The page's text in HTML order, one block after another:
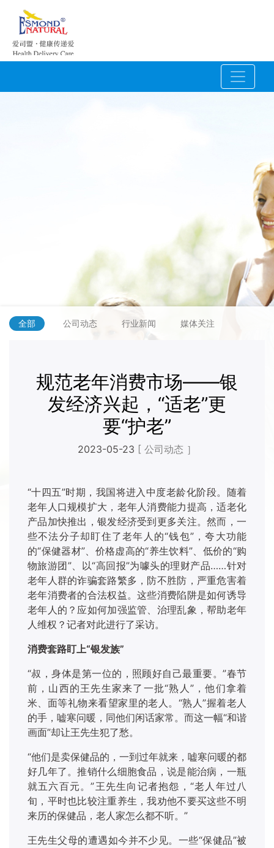
全部 公司动态 行业新闻 媒体关注
规范老年消费市场——银
发经济兴起，“适老”更
要“护老”
2023-05-23 [ 公司动态 ］
“十四五”时期，我国将进入中度老龄化阶段。随着
老年人口规模扩大，老年人消费能力提高，适老化
产品加快推出，银发经济受到更多关注。然而，一
些不法分子却盯住了老年人的“钱包”，夸大功能
的“保健器材”、价格虚高的“养生饮料”、低价的“购
物旅游团”、以“高回报”为噱头的理财产品……针对
老年人群的诈骗套路繁多，防不胜防，严重危害着
老年消费者的合法权益。这些消费陷阱是如何诱导
老年人的？应如何加强监管、治理乱象，帮助老年
人维权？记者对此进行了采访。
消费套路盯上“银发族”
“叔，身体是第一位的，照顾好自己最重要。”春节
前，山西的王先生家来了一批“熟人”，他们拿着
米、面等礼物来看望家里的老人。“熟人”握着老人
的手，嘘寒问暖，同他们闲话家常。而这一幅“和谐
画面”却让王先生犯了愁。
“他们是卖保健品的，一到过年就来，嘘寒问暖的都
好几年了。推销什么细胞食品，说是能治病，一瓶
就五六百元。”王先生向记者抱怨，“老人年过八
旬，平时也比较注重养生，我劝他不要买这些不明
来历的保健品，老人家怎么都不听。”
王先生父母的遭遇如今并不少见。一些“保健品”被